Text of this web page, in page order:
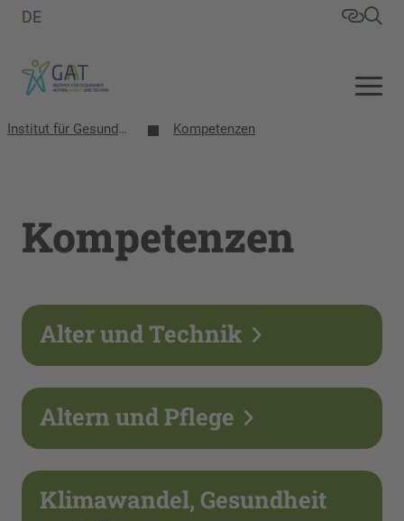
DE
Institut für Gesundheit, Altern, Arbeit und Technik (GAT) Kompetenzen
Kompetenzen
Alter und Technik
Altern und Pflege
Klimawandel, Gesundheit